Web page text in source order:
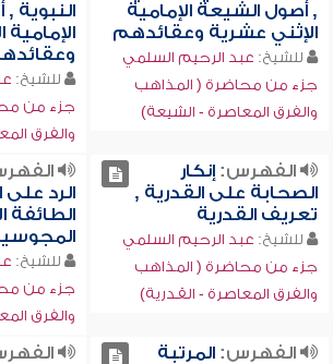
, أصول الشيعة الإمامية
الإثني عشرية وعقائدهم
للشيخ: عبد الرحيم السلمي
جزء من محاضرة ( المذاهب
والفرق المعاصرة - الشيعة)
النبوية
للشيخ:
جزء من
والفرق
الفهرس:إنكار
الصحابة على القدرية ,
تعريف القدرية
للشيخ: عبد الرحيم السلمي
جزء من محاضرة ( المذاهب
والفرق المعاصرة - القدرية)
الرد على
الطائفة
للشيخ:
جزء من
والفرق
الفهرس:المرتبة